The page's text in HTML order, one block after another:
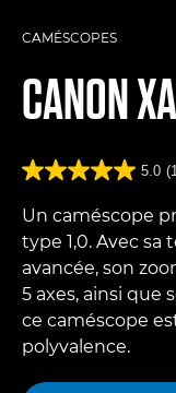
CAMÉSCOPES
CANON
5.0
Un caméscope
type 1,0. Avec sa
avancée, son
5 axes, ainsi que
ce caméscope
polyvalence.